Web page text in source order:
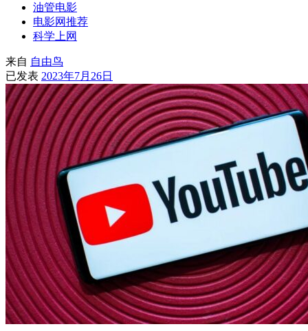
油管电影
电影网推荐
科学上网
来自 自由鸟
已发表 2023年7月26日